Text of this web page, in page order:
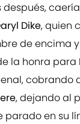
después,
Dike, quien
de encima
la honra
cobrando
, dejando al
en su